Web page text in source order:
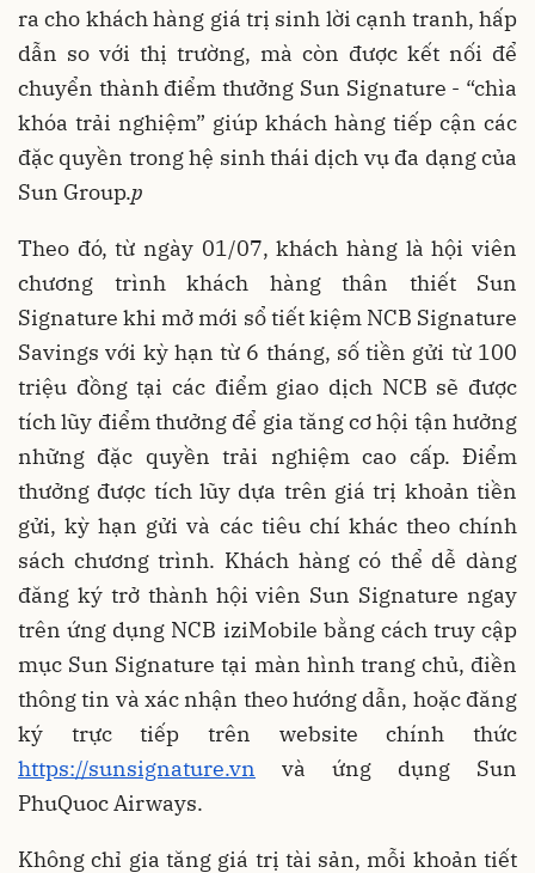
ra cho khách hàng giá trị sinh lời cạnh tranh, hấp
dẫn so với thị trường, mà còn được kết nối để
chuyển thành điểm thưởng Sun Signature - “chìa
khóa trải nghiệm” giúp khách hàng tiếp cận các
đặc quyền trong hệ sinh thái dịch vụ đa dạng của
Sun Group.p
Theo đó, từ ngày 01/07, khách hàng là hội viên
chương trình khách hàng thân thiết Sun
Signature khi mở mới sổ tiết kiệm NCB Signature
Savings với kỳ hạn từ 6 tháng, số tiền gửi từ 100
triệu đồng tại các điểm giao dịch NCB sẽ được
tích lũy điểm thưởng để gia tăng cơ hội tận hưởng
những đặc quyền trải nghiệm cao cấp. Điểm
thưởng được tích lũy dựa trên giá trị khoản tiền
gửi, kỳ hạn gửi và các tiêu chí khác theo chính
sách chương trình. Khách hàng có thể dễ dàng
đăng ký trở thành hội viên Sun Signature ngay
trên ứng dụng NCB iziMobile bằng cách truy cập
mục Sun Signature tại màn hình trang chủ, điền
thông tin và xác nhận theo hướng dẫn, hoặc đăng
ký trực tiếp trên website chính thức
https://sunsignature.vn và ứng dụng Sun
PhuQuoc Airways.
Không chỉ gia tăng giá trị tài sản, mỗi khoản tiết